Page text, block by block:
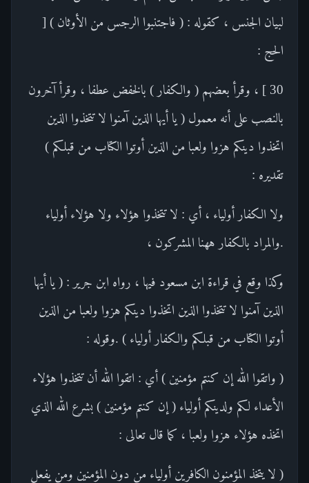
لبيان الجنس ، كقوله : ( فاجتنبوا الرجس من الأوثان ) [
الحج :
30 ] ، وقرأ بعضهم ( والكفار ) بالخفض عطفا ، وقرأ آخرون
بالنصب على أنه معمول ( يا أيها الذين آمنوا لا تتخذوا الذين
اتخذوا دينكم هزوا ولعبا من الذين أوتوا الكتاب من قبلكم )
تقديره :
ولا الكفار أولياء ، أي : لا تتخذوا هؤلاء ولا هؤلاء أولياء
.والمراد بالكفار ههنا المشركون ،
وكذا وقع في قراءة ابن مسعود فيها ، رواه ابن جرير : ( يا أيها
الذين آمنوا لا تتخذوا الذين اتخذوا دينكم هزوا ولعبا من الذين
أوتوا الكتاب من قبلكم والكفار أولياء ) .وقوله :
( واتقوا الله إن كنتم مؤمنين ) أي : اتقوا الله أن تتخذوا هؤلاء
الأعداء لكم ولدينكم أولياء ( إن كنتم مؤمنين ) بشرع الله الذي
اتخذه هؤلاء هزوا ولعبا ، كما قال تعالى :
( لا يتخذ المؤمنون الكافرين أولياء من دون المؤمنين ومن يفعل